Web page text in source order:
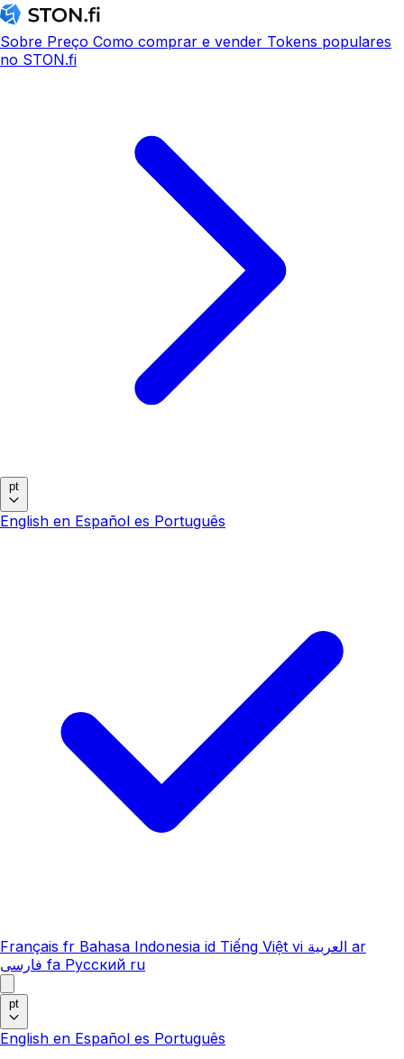
Sobre Preço Como comprar e vender Tokens populares
no STON.fi
pt
English en Español es Português
Français fr Bahasa Indonesia id Tiếng Việt vi العربية ar
فارسی fa Русский ru
pt
English en Español es Português